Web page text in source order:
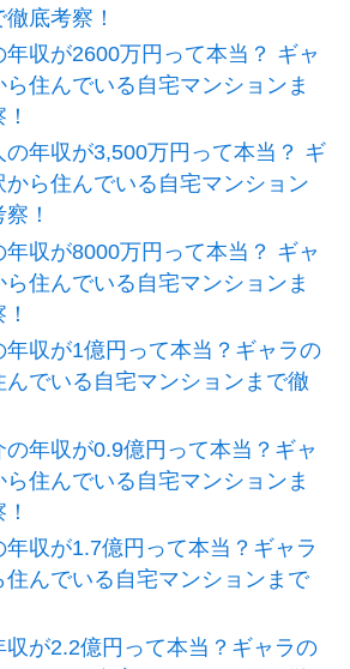
底考察！
収が2600万円って本当？ ギャ
ら住んでいる自宅マンションま
の年収が3,500万円って本当？ ギ
から住んでいる自宅マンション
！
収が8000万円って本当？ ギャ
ら住んでいる自宅マンションま
年収が1億円って本当？ギャラの
んでいる自宅マンションまで徹
年収が0.9億円って本当？ギャ
ら住んでいる自宅マンションま
収が1.7億円って本当？ギャラ
住んでいる自宅マンションまで
収が2.2億円って本当？ギャラの